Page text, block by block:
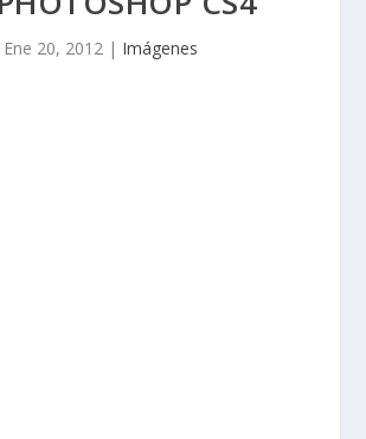
Ene 20, 2012 | Imágenes